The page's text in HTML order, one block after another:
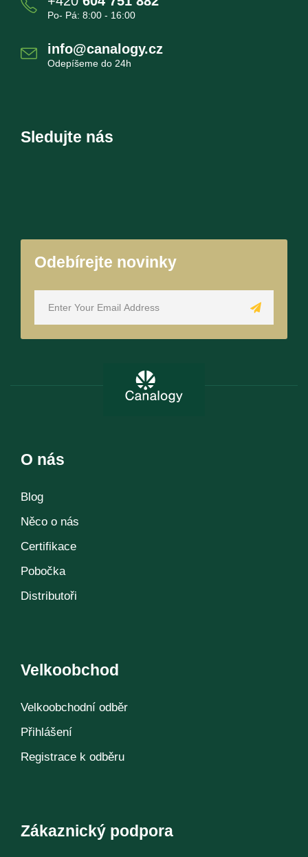
Po- Pá: 8:00 - 16:00
info@canalogy.cz
Odepíšeme do 24h
Sledujte nás
Odebírejte novinky
O nás
Blog
Něco o nás
Certifikace
Pobočka
Distributoři
Velkoobchod
Velkoobchodní odběr
Přihlášení
Registrace k odběru
Zákaznický podpora